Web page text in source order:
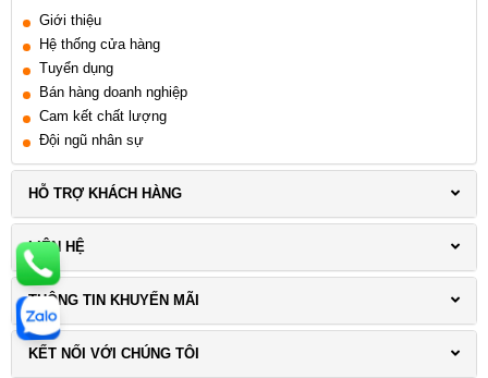
Giới thiệu
Hệ thống cửa hàng
Tuyển dụng
Bán hàng doanh nghiệp
Cam kết chất lượng
Đội ngũ nhân sự
HỖ TRỢ KHÁCH HÀNG
LIÊN HỆ
THÔNG TIN KHUYẾN MÃI
KẾT NỐI VỚI CHÚNG TÔI